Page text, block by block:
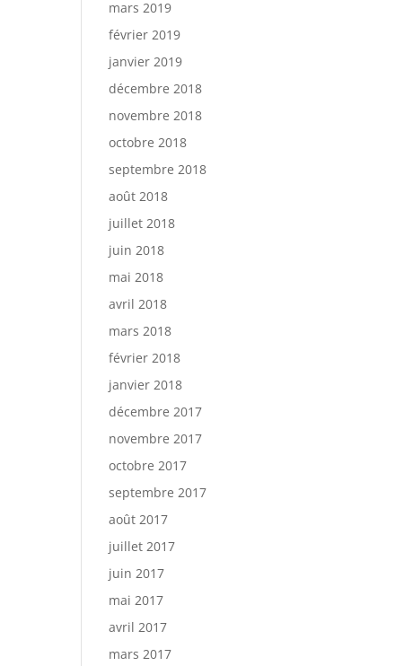
mars 2019
février 2019
janvier 2019
décembre 2018
novembre 2018
octobre 2018
septembre 2018
août 2018
juillet 2018
juin 2018
mai 2018
avril 2018
mars 2018
février 2018
janvier 2018
décembre 2017
novembre 2017
octobre 2017
septembre 2017
août 2017
juillet 2017
juin 2017
mai 2017
avril 2017
mars 2017